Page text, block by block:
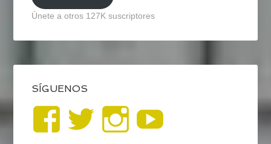
Únete a otros 127K suscriptores
SÍGUENOS
VerVerVer